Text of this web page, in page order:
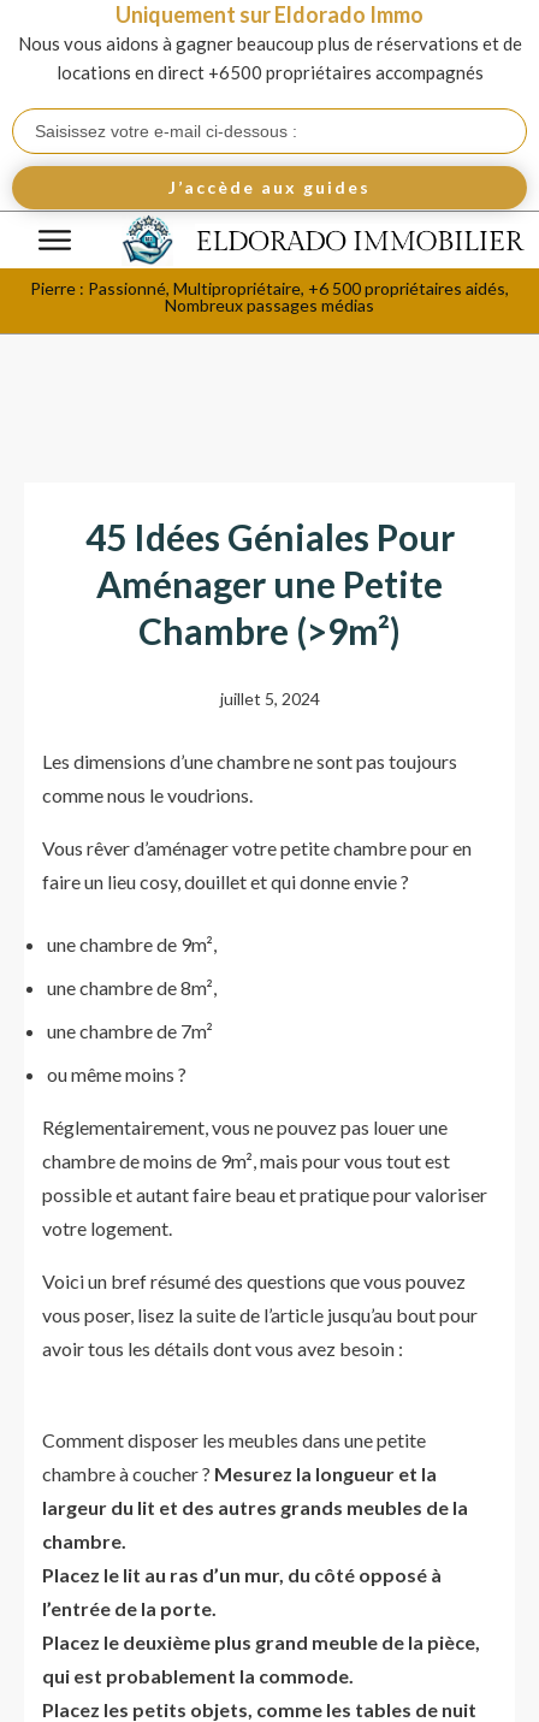
Uniquement sur Eldorado Immo
Nous vous aidons à gagner beaucoup plus de réservations et de
locations en direct +6500 propriétaires accompagnés
J’accède aux guides
Pierre : Passionné, Multipropriétaire, +6 500 propriétaires aidés,
Nombreux passages médias
45 Idées Géniales Pour
Aménager une Petite
Chambre (>9m²)
juillet 5, 2024
Les dimensions d’une chambre ne sont pas toujours
comme nous le voudrions.
Vous rêver d’aménager votre petite chambre pour en
faire un lieu cosy, douillet et qui donne envie ?
une chambre de 9m²,
une chambre de 8m²,
une chambre de 7m²
ou même moins ?
Réglementairement, vous ne pouvez pas louer une
chambre de moins de 9m², mais pour vous tout est
possible et autant faire beau et pratique pour valoriser
votre logement.
Voici un bref résumé des questions que vous pouvez
vous poser, lisez la suite de l’article jusqu’au bout pour
avoir tous les détails dont vous avez besoin :
Comment disposer les meubles dans une petite
chambre à coucher ? Mesurez la longueur et la
largeur du lit et des autres grands meubles de la
chambre.
Placez le lit au ras d’un mur, du côté opposé à
l’entrée de la porte.
Placez le deuxième plus grand meuble de la pièce,
qui est probablement la commode.
Placez les petits objets, comme les tables de nuit